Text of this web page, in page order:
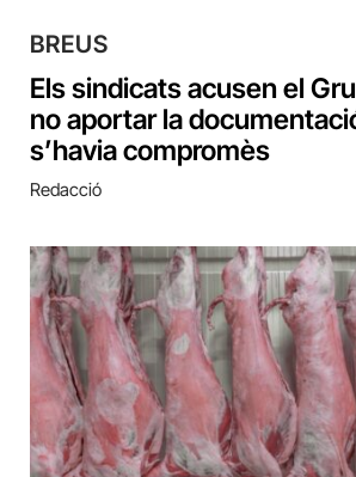
BREUS
Els sindicats acusen el
no aportar la
s’havia compromès
Redacció